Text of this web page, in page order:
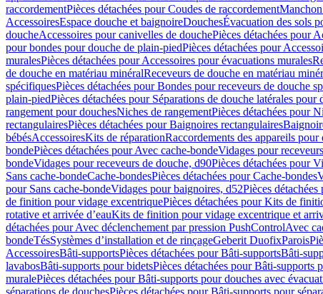
raccordementPièces détachées pour Coudes de raccordement
AccessoiresEspace douche et baignoireDouchesÉvacuation des sols
doucheAccessoires pour canivelles de douchePièces détachées pour
pour bondes pour douche de plain-piedPièces détachées pour
muralesPièces détachées pour Accessoires pour évacuations murales
de douche en matériau minéralReceveurs de douche en matériau
spécifiquesPièces détachées pour Bondes pour receveurs de douche
plain-piedPièces détachées pour Séparations de douche latérales pour
rangement pour douchesNiches de rangementPièces détachées pour
rectangulairesPièces détachées pour Baignoires rectangulaires
bébésAccessoiresKits de réparationRaccordements des appareils
bondePièces détachées pour Avec cache-bondeVidages pour
bondeVidages pour receveurs de douche, d90Pièces détachées pour
Sans cache-bondeCache-bondesPièces détachées pour Cache-bondes
pour Sans cache-bondeVidages pour baignoires, d52Pièces
de finition pour vidage excentriquePièces détachées pour Kits de
rotative et arrivée d’eauKits de finition pour vidage excentrique et
détachées pour Avec déclenchement par pression PushControlAvec
bondeTésSystèmes d’installation et de rinçageGeberit DuofixParois
AccessoiresBâti-supportsPièces détachées pour Bâti-supportsBâti-
lavabosBâti-supports pour bidetsPièces détachées pour Bâti-supports
muralePièces détachées pour Bâti-supports pour douches avec
séparations de douchesPièces détachées pour Bâti-supports pour